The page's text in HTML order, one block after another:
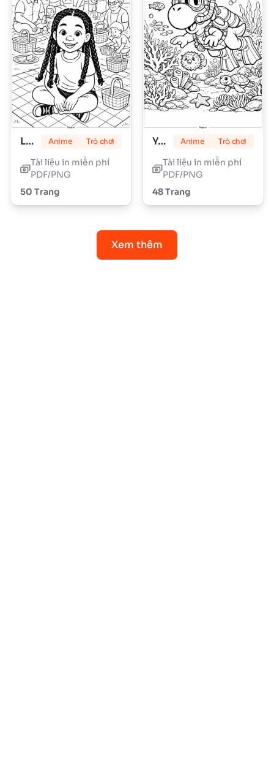
Lily Love Braids Anime Trò chơi
Tài liệu in miễn phí
PDF/PNG
50 Trang
Yoshi Anime Trò chơi
Tài liệu in miễn phí
PDF/PNG
48 Trang
Xem thêm